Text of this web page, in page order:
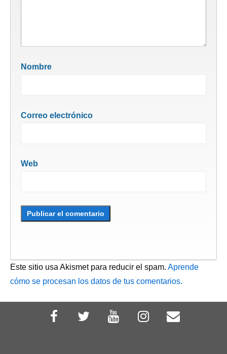
Nombre
Correo electrónico
Web
Este sitio usa Akismet para reducir el spam. Aprende
cómo se procesan los datos de tus comentarios.